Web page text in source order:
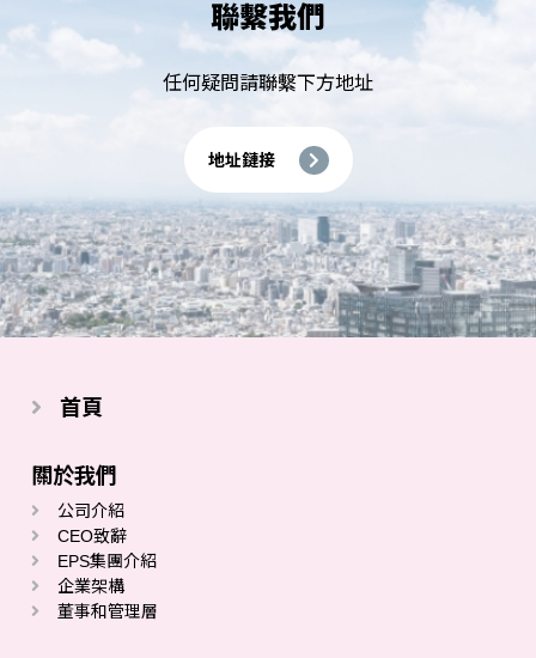
聯繫我們
任何疑問請聯繫下方地址
地址鏈接
首頁
關於我們
公司介紹
CEO致辭
EPS集團介紹
企業架構
董事和管理層